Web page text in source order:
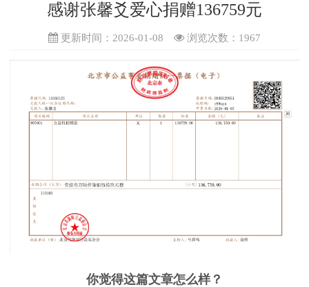
感谢张馨爻爱心捐赠136759元
更新时间：2026-01-08 浏览次数： 1967
你觉得这篇文章怎么样？